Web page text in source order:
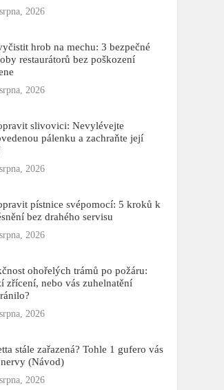
2026
hrob na mechu: 3 bezpečné
restaurátorů bez poškození
2026
slivovici: Nevylévejte
pálenku a zachraňte její
2026
pístnice svépomocí: 5 kroků k
bez drahého servisu
2026
ohořelých trámů po požáru:
zřícení, nebo vás zuhelnatění
2026
stále zařazená? Tohle 1 gufero vás
(Návod)
2026